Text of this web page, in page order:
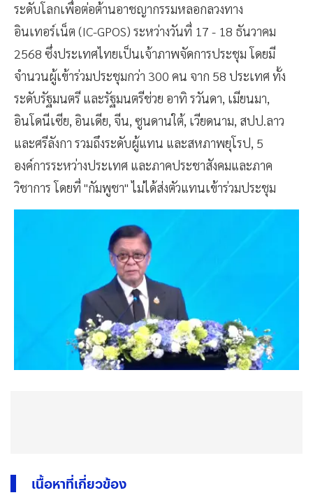
ระดับโลกเพื่อต่อต้านอาชญากรรมหลอกลวงทาง
อินเทอร์เน็ต (IC-GPOS) ระหว่างวันที่ 17 - 18 ธันวาคม
2568 ซึ่งประเทศไทยเป็นเจ้าภาพจัดการประชุม โดยมี
จำนวนผู้เข้าร่วมประชุมกว่า 300 คน จาก 58 ประเทศ ทั้ง
ระดับรัฐมนตรี และรัฐมนตรีช่วย อาทิ รวันดา, เมียนมา,
อินโดนีเซีย, อินเดีย, จีน, ซูนดานใต้, เวียดนาม, สปป.ลาว
และศรีลังกา รวมถึงระดับผู้แทน และสหภาพยุโรป, 5
องค์การระหว่างประเทศ และภาคประชาสังคมและภาค
วิชาการ โดยที่ ''กัมพูชา'' ไม่ได้ส่งตัวแทนเข้าร่วมประชุม
เนื้อหาที่เกี่ยวข้อง